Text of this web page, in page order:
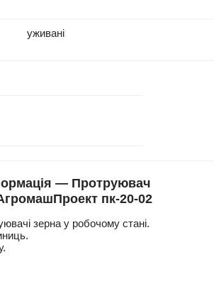
уживані
— Протруювач
пк-20-02
зерна у робочому стані.